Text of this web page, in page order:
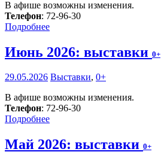
В афише возможны изменения.
Телефон: 72-96-30
Подробнее
Июнь 2026: выставки 0+
29.05.2026 Выставки, 0+
В афише возможны изменения.
Телефон: 72-96-30
Подробнее
Май 2026: выставки 0+